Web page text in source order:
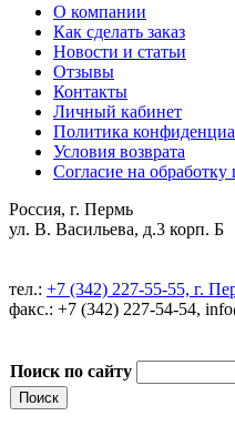
О компании
Как сделать заказ
Новости и статьи
Отзывы
Контакты
Личный кабинет
Политика
Условия возврата
Согласие на
Россия, г. Пермь
ул. В. Васильева, д.3 корп. Б
тел.: +7 (342) 227-55-55, г.
факс.: +7 (342) 227-54-54,
Поиск по сайту